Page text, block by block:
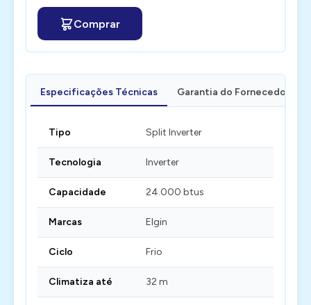
Comprar
Especificações Técnicas Garantia do Fornecedor
Tipo Split Inverter
Tecnologia Inverter
Capacidade 24.000 btus
Marcas Elgin
Ciclo Frio
Climatiza até 32 m